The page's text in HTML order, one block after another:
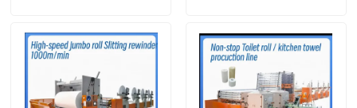
حولنا
جولة في المصنع